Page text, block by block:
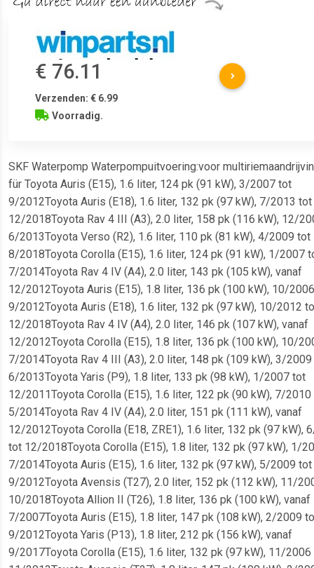
€ 76.11
Verzenden: € 6.99
Voorradig.
SKF Waterpomp Waterpompuitvoering:voor
für Toyota Auris (E15), 1.6 liter, 124 pk (91 kW), 3/2007 tot
9/2012Toyota Auris (E18), 1.6 liter, 132 pk (97 kW), 7/2013 tot
12/2018Toyota Rav 4 III (A3), 2.0 liter, 158 pk (116 kW), 12/
6/2013Toyota Verso (R2), 1.6 liter, 110 pk (81 kW), 4/2009 tot
8/2018Toyota Corolla (E15), 1.6 liter, 124 pk (91 kW), 1/2007
7/2014Toyota Rav 4 IV (A4), 2.0 liter, 143 pk (105 kW), vanaf
12/2012Toyota Auris (E15), 1.8 liter, 136 pk (100 kW), 10/
9/2012Toyota Auris (E18), 1.6 liter, 132 pk (97 kW), 10/2012
12/2018Toyota Rav 4 IV (A4), 2.0 liter, 146 pk (107 kW), vanaf
12/2012Toyota Corolla (E15), 1.8 liter, 136 pk (100 kW), 10/
7/2014Toyota Rav 4 III (A3), 2.0 liter, 148 pk (109 kW), 3/
6/2013Toyota Yaris (P9), 1.8 liter, 133 pk (98 kW), 1/2007 tot
12/2011Toyota Corolla (E15), 1.6 liter, 122 pk (90 kW), 7/
5/2014Toyota Rav 4 IV (A4), 2.0 liter, 151 pk (111 kW), vanaf
12/2012Toyota Corolla (E18, ZRE1), 1.6 liter, 132 pk (97 kW),
tot 12/2018Toyota Corolla (E15), 1.8 liter, 132 pk (97 kW), 1/
7/2014Toyota Auris (E15), 1.6 liter, 132 pk (97 kW), 5/2009 tot
9/2012Toyota Avensis (T27), 2.0 liter, 152 pk (112 kW), 11/
10/2018Toyota Allion II (T26), 1.8 liter, 136 pk (100 kW), vanaf
7/2007Toyota Auris (E15), 1.8 liter, 147 pk (108 kW), 2/2009
9/2012Toyota Yaris (P13), 1.8 liter, 212 pk (156 kW), vanaf
9/2017Toyota Corolla (E15), 1.6 liter, 132 pk (97 kW), 11/